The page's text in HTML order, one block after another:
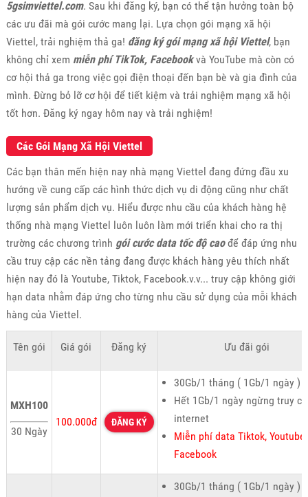
5gsimviettel.com. Sau khi đăng ký, bạn có thể tận hưởng toàn bộ
các ưu đãi mà gói cước mang lại. Lựa chọn gói mạng xã hội
Viettel, trải nghiệm thả ga! đăng ký gói mạng xã hội Viettel, bạn
không chỉ xem miễn phí TikTok, Facebookvà YouTube mà còn có
cơ hội thả ga trong việc gọi điện thoại đến bạn bè và gia đình của
mình. Đừng bỏ lỡ cơ hội để tiết kiệm và trải nghiệm mạng xã hội
tốt hơn. Đăng ký ngay hôm nay và trải nghiệm!
Các Gói Mạng Xã Hội Viettel
Các bạn thân mến hiện nay nhà mạng Viettel đang đứng đầu xu
hướng về cung cấp các hình thức dịch vụ di động cũng như chất
lượng sản phẩm dịch vụ. Hiểu được nhu cầu của khách hàng hệ
thống nhà mạng Viettel luôn luôn làm mới triển khai cho ra thị
trường các chương trình gói cước data tốc độ caođể đáp ứng nhu
cầu truy cập các nền tảng đang được khách hàng yêu thích nhất
hiện nay đó là Youtube, Tiktok, Facebook.v.v... truy cập không giới
hạn data nhằm đáp ứng cho từng nhu cầu sử dụng của mỗi khách
hàng của Viettel.
Tên gói Giá gói Đăng ký Ưu đãi gói
MXH100
30 Ngày
100.000đ ĐĂNG KÝ
30Gb/1 tháng ( 1Gb/1 ngày )
Hết 1Gb/1 ngày ngừng truy
internet
Miễn phí data Tiktok, Youtube,
Facebook
30Gb/1 tháng ( 1Gb/1 ngày )